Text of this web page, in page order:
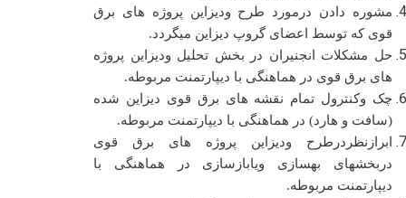
مشوره دادن درمورد طرح ودیزاین پروژه های برق
قوی که توسط اعضای گروپ دیزاین میگردد.
حل مشکلات انجنیران در بخش تحلیل ودیزاین پروژه
های برق قوی در هماهنگی با دیپارتمنت مربوطه.
چک وکنترول تمام نقشه های برق قوی دیزاین شده
(سافت و هارد) در هماهنگی با دیپارتمنت مربوطه.
ابرازنظردرطرح ودیزاین پروژه های برق قوی
دربخشهای بهسازی ویابازسازی در هماهنگی با
دیپارتمنت مربوطه.